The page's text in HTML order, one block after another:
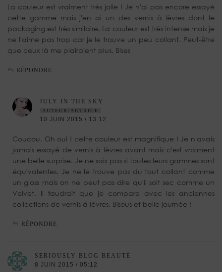
La couleur est vraiment très jolie ! Je n'ai pas encore essayé
cette gamme mais j'en ai un des vernis à lèvres dont le
packaging est très similaire. La couleur est très intense mais je
ne l'aime pas trop car je le trouve un peu collant. Peut-être
que ceux là me plairaient plus. Bises
RÉPONDRE
JULY IN THE SKY
AUTEUR/AUTRICE
10 JUIN 2015 / 13:12
Coucou. Oh oui ! cette couleur est magnifique ! Je n'avais
jamais essayé de vernis à lèvres avant mais c'est vraiment
une belle surprise. Je ne sais pas si toutes leurs gammes sont
équivalentes. Je ne le trouve pas du tout collant comme
un gloss mais on ne peut pas dire qu'il soit sec comme un
Velvet. Il faudrait que je compare avec les anciennes
collections de vernis à lèvres. Bisous et belle journée !
RÉPONDRE
SERIOUSLY BLOG BEAUTÉ
8 JUIN 2015 / 05:12